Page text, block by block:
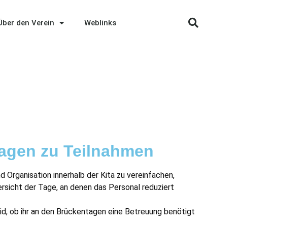
den Verein Weblinks
zu Teilnahmen
Organisation innerhalb der Kita zu vereinfachen,
der Tage, an denen das Personal reduziert
ob ihr an den Brückentagen eine Betreuung benötigt